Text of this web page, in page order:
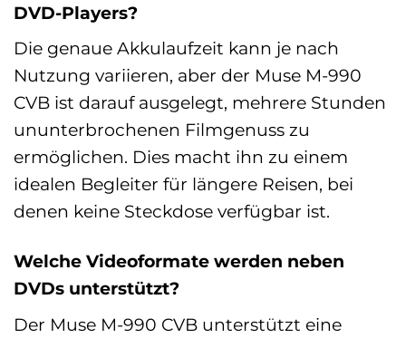
DVD-Players?
Die genaue Akkulaufzeit kann je nach
Nutzung variieren, aber der Muse M-990
CVB ist darauf ausgelegt, mehrere Stunden
ununterbrochenen Filmgenuss zu
ermöglichen. Dies macht ihn zu einem
idealen Begleiter für längere Reisen, bei
denen keine Steckdose verfügbar ist.
Welche Videoformate werden neben
DVDs unterstützt?
Der Muse M-990 CVB unterstützt eine